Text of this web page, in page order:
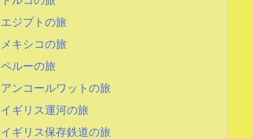
エジプトの旅
メキシコの旅
ペルーの旅
アンコールワットの旅
イギリス運河の旅
イギリス保存鉄道の旅